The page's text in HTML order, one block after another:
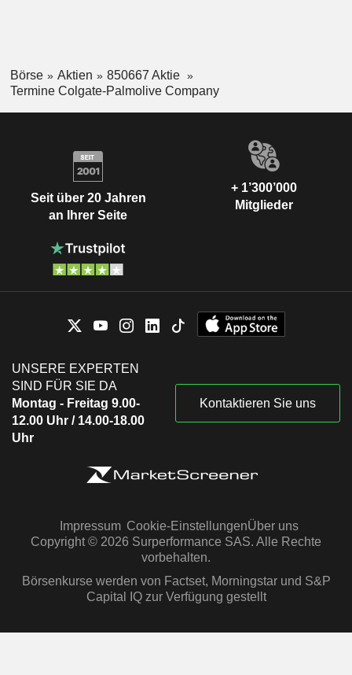
Börse Aktien
850667 Aktie
Termine Colgate-Palmolive Company
Seit über 20 Jahren
an Ihrer Seite
+ 1’300’000
Mitglieder
UNSERE EXPERTEN
SIND FÜR SIE DA
Montag - Freitag 9.00-
12.00 Uhr / 14.00-18.00
Uhr
Kontaktieren Sie uns
Impressum Cookie-EinstellungenÜber uns
Copyright © 2026 Surperformance SAS. Alle Rechte
vorbehalten.
Börsenkurse werden von Factset, Morningstar und S&P
Capital IQ zur Verfügung gestellt